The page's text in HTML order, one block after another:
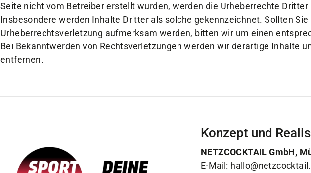
Seite nicht vom Betreiber erstellt wurden, werden die Urheberrechte Dritter
Insbesondere werden Inhalte Dritter als solche gekennzeichnet. Sollten
Urheberrechtsverletzung aufmerksam werden, bitten wir um einen
Bei Bekanntwerden von Rechtsverletzungen werden wir derartige Inhalte
entfernen.
Konzept und
NETZCOCKTAIL GmbH,
E-Mail: